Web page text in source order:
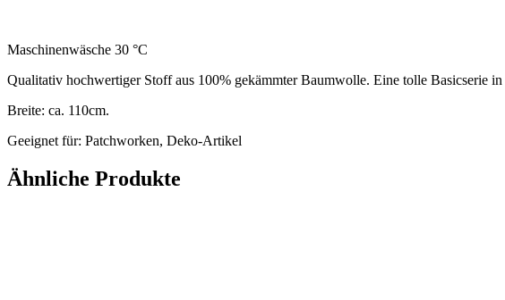
Maschinenwäsche 30 °C
Qualitativ hochwertiger Stoff aus 100% gekämmter Baumwolle. Eine tolle Basicserie
Breite: ca. 110cm.
Geeignet für: Patchworken, Deko-Artikel
Ähnliche Produkte